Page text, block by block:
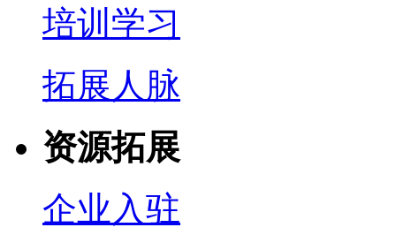
培训学习
拓展人脉
资源拓展
企业入驻